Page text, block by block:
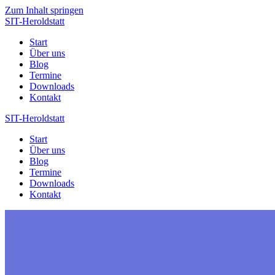
Zum Inhalt springen
SIT-Heroldstatt
Start
Über uns
Blog
Termine
Downloads
Kontakt
SIT-Heroldstatt
Start
Über uns
Blog
Termine
Downloads
Kontakt